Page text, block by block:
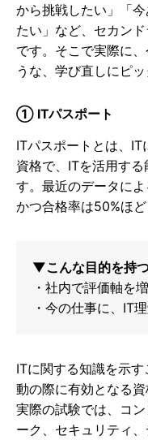
から挑戦したい」「
たい」など、セカン
です。そこで実際に
うな、学び直しにピ
① ITパスポート
ITパスポートとは、
資格で、ITを活用す
す。最近のデータに
かつ合格率は50%ほど
▼こんな目的を持
・社内で評価軸を
・今の仕事に、IT
ITに関する知識を示
動の際に有効となる資
実際の試験では、コ
ーク、セキュリティ